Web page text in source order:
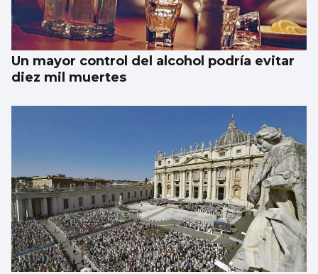
Un mayor control del alcohol podría evitar
diez mil muertes